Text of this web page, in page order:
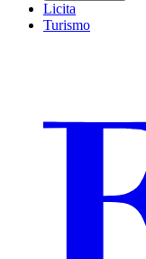
Licita
Turismo